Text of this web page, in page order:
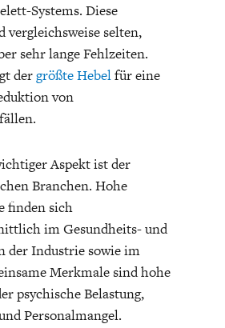
QUO DER
VWL
DER
GAP
Systems. Diese
vergleichsweise selten,
sehr lange Fehlzeiten.
dergrößte Hebelfür eine
von
Aspekt ist der
Branchen. Hohe
finden sich
im Gesundheits- und
der Industrie sowie im
Merkmale sind hohe
psychische Belastung,
Personalmangel.